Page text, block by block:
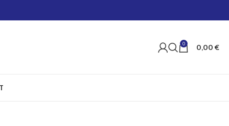
0 0,00 €